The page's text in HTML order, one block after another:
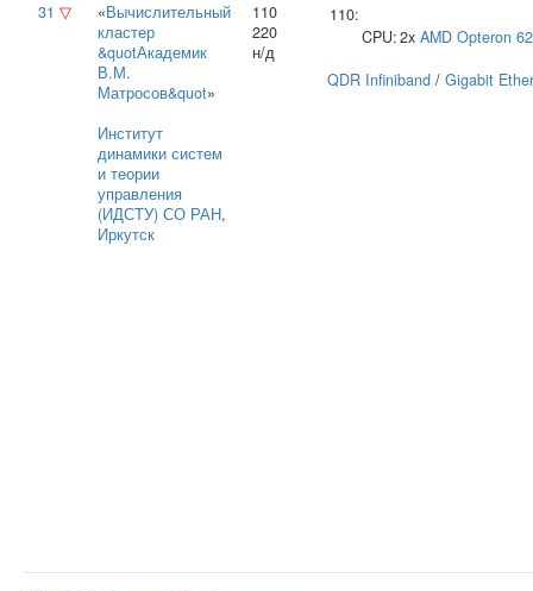
31 ▽ «Вычислительный
кластер
&quotАкадемик
В.М.
Матросов&quot»
Институт
динамики систем
и теории
управления
(ИДСТУ) СО РАН,
Иркутск
110
220
н/д
110:
CPU:2x AMD Opteron
QDR Infiniband / Gigabit